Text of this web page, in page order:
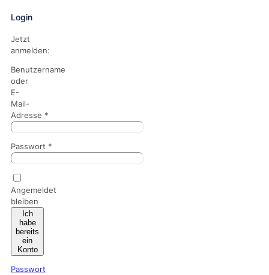
Login
Jetzt
anmelden:
Benutzername
oder
E-
Mail-
Adresse *
Passwort *
Angemeldet
bleiben
Ich
habe
bereits
ein
Konto
Passwort